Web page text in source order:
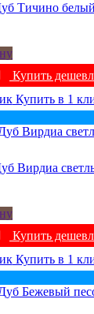
Тичино
Купить
Купить в 1
Вирдиа
Купить
Купить в 1